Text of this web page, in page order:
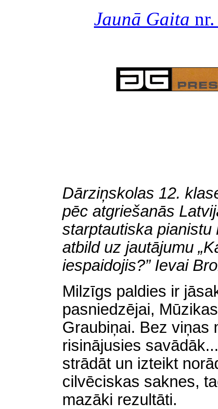
Jaunā Gaita
Dārziņskolas 12.
pēc atgriešanās
starptautiska
atbild uz jautājumu
iespaidojis?” Ievai
Milzīgs paldies ir
pasniedzējai,
Graubiņai. Bez viņas
risinājusies
strādāt un izteikt
cilvēciskas saknes,
mazāki rezultāti.